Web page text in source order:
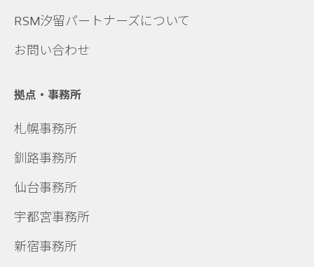
RSM汐留パートナーズについて
お問い合わせ
拠点・事務所
札幌事務所
釧路事務所
仙台事務所
宇都宮事務所
新宿事務所